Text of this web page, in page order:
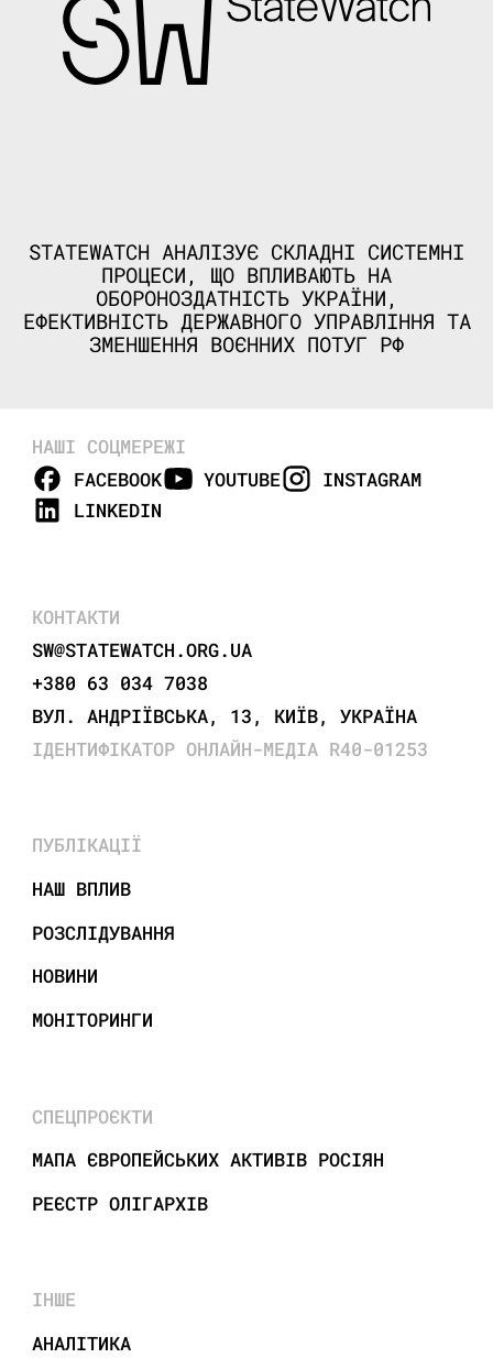
STATEWATCH АНАЛІЗУЄ СКЛАДНІ СИСТЕМНІ
ПРОЦЕСИ, ЩО ВПЛИВАЮТЬ НА
ОБОРОНОЗДАТНІСТЬ УКРАЇНИ,
ЕФЕКТИВНІСТЬ ДЕРЖАВНОГО УПРАВЛІННЯ ТА
ЗМЕНШЕННЯ ВОЄННИХ ПОТУГ РФ
НАШІ СОЦМЕРЕЖІ
FACEBOOK
YOUTUBE
INSTAGRAM
LINKEDIN
КОНТАКТИ
SW@STATEWATCH.ORG.UA
+380 63 034 7038
ВУЛ. АНДРІЇВСЬКА, 13, КИЇВ, УКРАЇНА
ІДЕНТИФІКАТОР ОНЛАЙН-МЕДІА R40-01253
ПУБЛІКАЦІЇ
НАШ ВПЛИВ
РОЗСЛІДУВАННЯ
НОВИНИ
МОНІТОРИНГИ
СПЕЦПРОЄКТИ
МАПА ЄВРОПЕЙСЬКИХ АКТИВІВ РОСІЯН
РЕЄСТР ОЛІГАРХІВ
ІНШЕ
АНАЛІТИКА